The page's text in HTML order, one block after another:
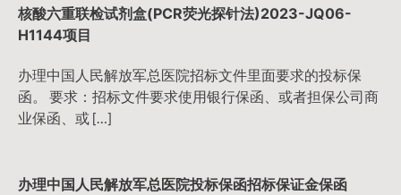
核酸六重联检试剂盒(PCR荧光探针法)2023-JQ06-
H1144项目
办理中国人民解放军总医院招标文件里面要求的投标保
函。 要求：招标文件要求使用银行保函、或者担保公司商
业保函、或 […]
办理中国人民解放军总医院投标保函招标保证金保函